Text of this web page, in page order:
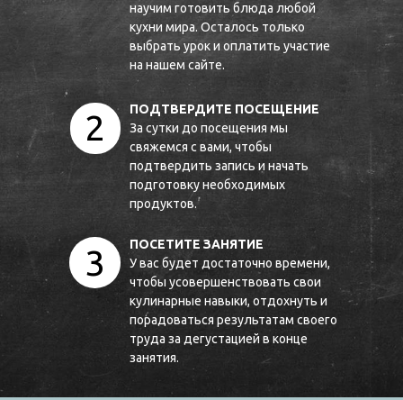
2
3
научим готовить блюда любой
кухни мира. Осталось только
выбрать урок и оплатить учаcтие
на нашем сайте.
ПОДТВЕРДИТЕ ПОСЕЩЕНИЕ
За сутки до посещения мы
свяжемся с вами, чтобы
подтвердить запись и начать
подготовку необходимых
продуктов.
ПОСЕТИТЕ ЗАНЯТИЕ
У вас будет достаточно времени,
чтобы усовершенствовать свои
кулинарные навыки, отдохнуть и
порадоваться результатам своего
труда за дегустацией в конце
занятия.